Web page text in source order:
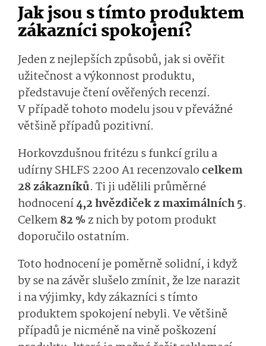
Jak jsou s tímto produktem
zákazníci spokojení?
Jeden z nejlepších způsobů, jak si ověřit
užitečnost a výkonnost produktu,
představuje čtení ověřených recenzí.
V případě tohoto modelu jsou v převážné
většině případů pozitivní.
Horkovzdušnou fritézu s funkcí grilu a
udírny SHLFS 2200 A1 recenzovalocelkem
28 zákazníků. Ti ji udělili průměrné
hodnocení4,2 hvězdiček z maximálních 5.
Celkem82 %z nich by potom produkt
doporučilo ostatním.
Toto hodnocení je poměrně solidní, i když
by se na závěr slušelo zmínit, že lze narazit
i na výjimky, kdy zákazníci s tímto
produktem spokojení nebyli. Ve většině
případů je nicméně na vině poškození